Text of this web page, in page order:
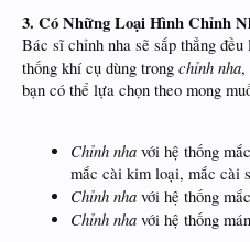
3. Có Những Loại Hình Chỉnh
Bác sĩ chỉnh nha sẽ sắp thẳng
thống khí cụ dùng trong chỉnh nha,
bạn có thể lựa chọn theo mong
Chỉnh nha với hệ thống
mắc cài kim loại, mắc cài
Chỉnh nha với hệ thống
Chỉnh nha với hệ thống